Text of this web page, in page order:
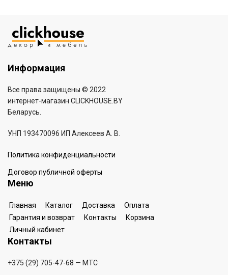
Информация
Все права защищены © 2022
интернет-магазин CLICKHOUSE.BY
Беларусь.
УНП 193470096 ИП Алексеев А. В.
Политика конфиденциальности
Договор публичной оферты
Меню
Главная Каталог Доставка
Оплата
Гарантия и возврат
Контакты
Корзина
Личный кабинет
Контакты
+375 (29) 705-47-68 — МТС